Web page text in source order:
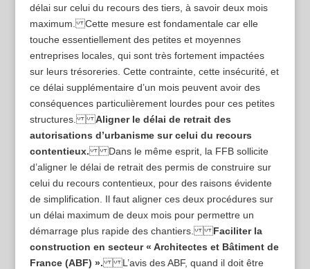
délai sur celui du recours des tiers, à savoir deux mois
maximum. Cette mesure est fondamentale car elle
touche essentiellement des petites et moyennes
entreprises locales, qui sont très fortement impactées
sur leurs trésoreries. Cette contrainte, cette insécurité, et
ce délai supplémentaire d’un mois peuvent avoir des
conséquences particulièrement lourdes pour ces petites
structures.Aligner le délai de retrait des
autorisations d’urbanisme sur celui du recours
contentieux.Dans le même esprit, la FFB sollicite
d’aligner le délai de retrait des permis de construire sur
celui du recours contentieux, pour des raisons évidente
de simplification. Il faut aligner ces deux procédures sur
un délai maximum de deux mois pour permettre un
démarrage plus rapide des chantiers.Faciliter la
construction en secteur « Architectes et Bâtiment de
France (ABF) ».L’avis des ABF, quand il doit être